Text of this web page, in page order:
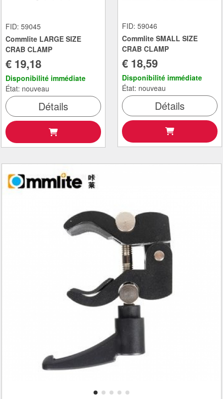
FID: 59045
Commlite LARGE SIZE
CRAB CLAMP
€ 19,18
Disponibilité immédiate
État: nouveau
Détails
FID: 59046
Commlite SMALL SIZE
CRAB CLAMP
€ 18,59
Disponibilité immédiate
État: nouveau
Détails